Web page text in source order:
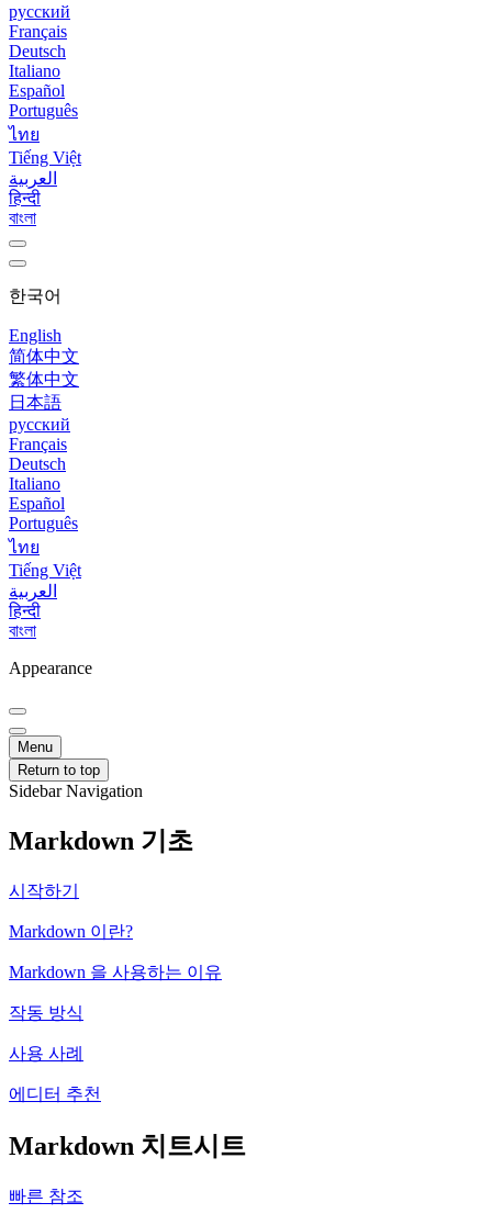
русский
Français
Deutsch
Italiano
Español
Português
ไทย
Tiếng Việt
العربية
हिन्दी
বাংলা
한국어
English
简体中文
繁体中文
日本語
русский
Français
Deutsch
Italiano
Español
Português
ไทย
Tiếng Việt
العربية
हिन्दी
বাংলা
Appearance
Menu
Return to top
Sidebar Navigation
Markdown 기초
시작하기
Markdown 이란?
Markdown 을 사용하는 이유
작동 방식
사용 사례
에디터 추천
Markdown 치트시트
빠른 참조